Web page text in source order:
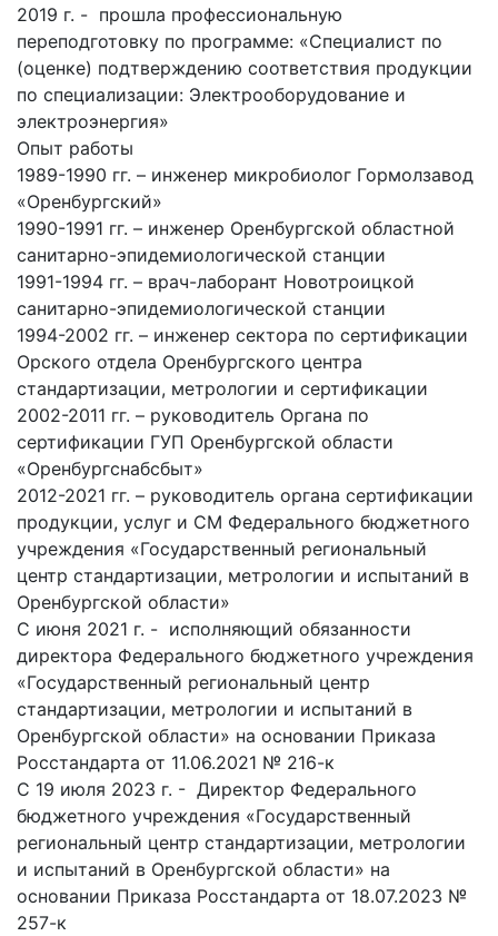
2019 г. - прошла профессиональную
переподготовку по программе: «Специалист по
(оценке) подтверждению соответствия продукции
по специализации: Электрооборудование и
электроэнергия»
Опыт работы
1989-1990 гг. – инженер микробиолог Гормолзавод
«Оренбургский»
1990-1991 гг. – инженер Оренбургской областной
санитарно-эпидемиологической станции
1991-1994 гг. – врач-лаборант Новотроицкой
санитарно-эпидемиологической станции
1994-2002 гг. – инженер сектора по сертификации
Орского отдела Оренбургского центра
стандартизации, метрологии и сертификации
2002-2011 гг. – руководитель Органа по
сертификации ГУП Оренбургской области
«Оренбургснабсбыт»
2012-2021 гг. – руководитель органа сертификации
продукции, услуг и СМ Федерального бюджетного
учреждения «Государственный региональный
центр стандартизации, метрологии и испытаний в
Оренбургской области»
С июня 2021 г. - исполняющий обязанности
директора Федерального бюджетного учреждения
«Государственный региональный центр
стандартизации, метрологии и испытаний в
Оренбургской области» на основании Приказа
Росстандарта от 11.06.2021 № 216-к
С 19 июля 2023 г. - Директор Федерального
бюджетного учреждения «Государственный
региональный центр стандартизации, метрологии
и испытаний в Оренбургской области» на
основании Приказа Росстандарта от 18.07.2023 №
257-к